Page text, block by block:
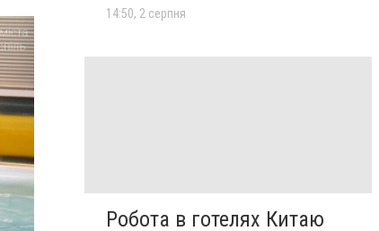
14:50, 2 серпня
Робота в готелях Китаю